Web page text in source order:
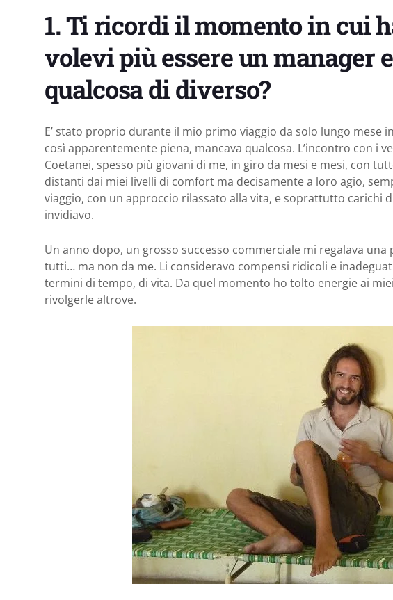
1. Ti ricordi il momento in cui
volevi più essere un manager
qualcosa di diverso?
E’ stato proprio durante il mio primo viaggio da solo lungo mese
così apparentemente piena, mancava qualcosa. L’incontro con i
Coetanei, spesso più giovani di me, in giro da mesi e mesi, con
distanti dai miei livelli di comfort ma decisamente a loro agio,
viaggio, con un approccio rilassato alla vita, e soprattutto carichi
invidiavo.
Un anno dopo, un grosso successo commerciale mi regalava
tutti… ma non da me. Li consideravo compensi ridicoli e
termini di tempo, di vita. Da quel momento ho tolto energie ai
rivolgerle altrove.